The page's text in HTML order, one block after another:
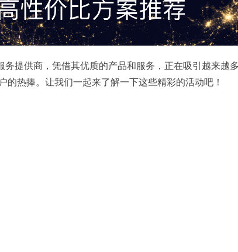
提供商，凭借其优质的产品和服务，正在吸引越来越
热捧。让我们一起来了解一下这些精彩的活动吧！